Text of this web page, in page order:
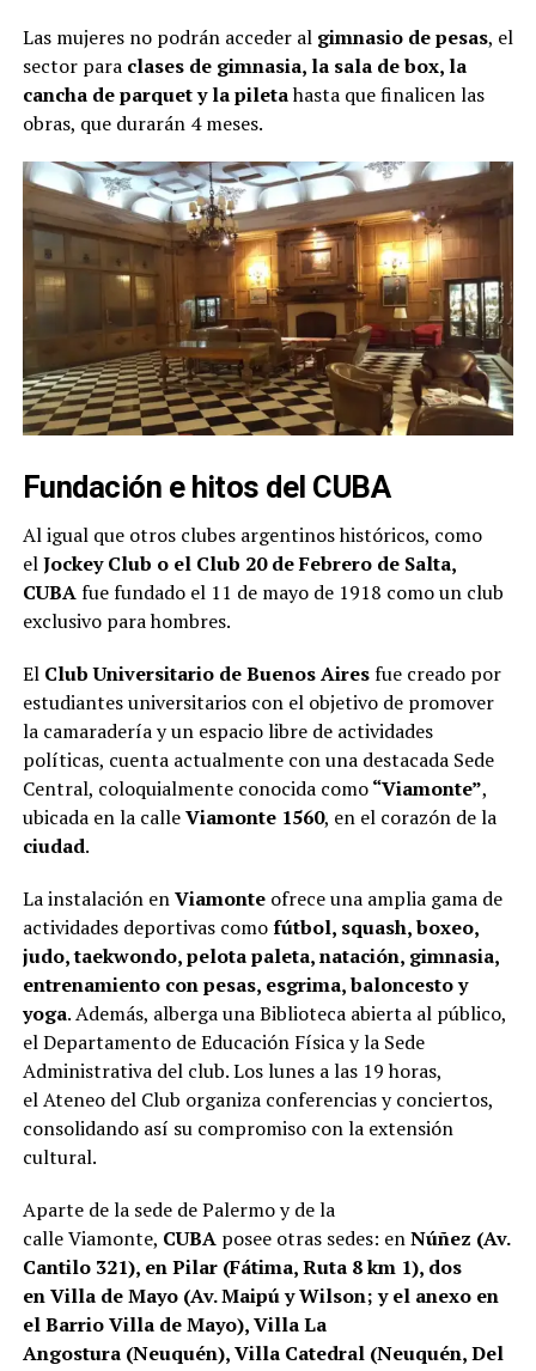
Las mujeres no podrán acceder al gimnasio de pesas, el
sector para clases de gimnasia, la sala de box, la
cancha de parquet y la piletahasta que finalicen las
obras, que durarán 4 meses.
Fundación e hitos del CUBA
Al igual que otros clubes argentinos históricos, como
elJockey Club o el Club 20 de Febrero de Salta,
CUBAfue fundado el 11 de mayo de 1918 como un club
exclusivo para hombres.
El Club Universitario de Buenos Airesfue creado por
estudiantes universitarios con el objetivo de promover
la camaradería y un espacio libre de actividades
políticas, cuenta actualmente con una destacada Sede
Central, coloquialmente conocida como“Viamonte”,
ubicada en la calleViamonte 1560, en el corazón de la
ciudad.
La instalación enViamonte ofrece una amplia gama de
actividades deportivas comofútbol, squash, boxeo,
judo, taekwondo, pelota paleta, natación, gimnasia,
entrenamiento con pesas, esgrima, baloncesto y
yoga. Además, alberga una Biblioteca abierta al público,
el Departamento de Educación Física y la Sede
Administrativa del club. Los lunes a las 19 horas,
el Ateneo del Club organiza conferencias y conciertos,
consolidando así su compromiso con la extensión
cultural.
Aparte de la sede de Palermo y de la
calle Viamonte, CUBA posee otras sedes: enNúñez (Av.
Cantilo 321), en Pilar (Fátima, Ruta 8 km 1), dos
en Villa de Mayo (Av. Maipú y Wilson; y el anexo en
el Barrio Villa de Mayo), Villa La
Angostura (Neuquén), Villa Catedral (Neuquén, Del